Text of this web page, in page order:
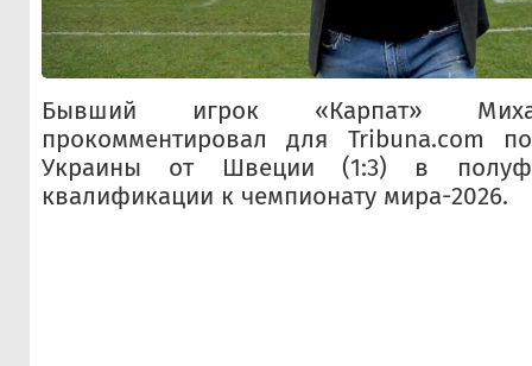
Бывший игрок «Карпат»
прокомментировал для Tribuna.com
Украины от Швеции (1:3) в
квалификации к чемпионату мира-2026.